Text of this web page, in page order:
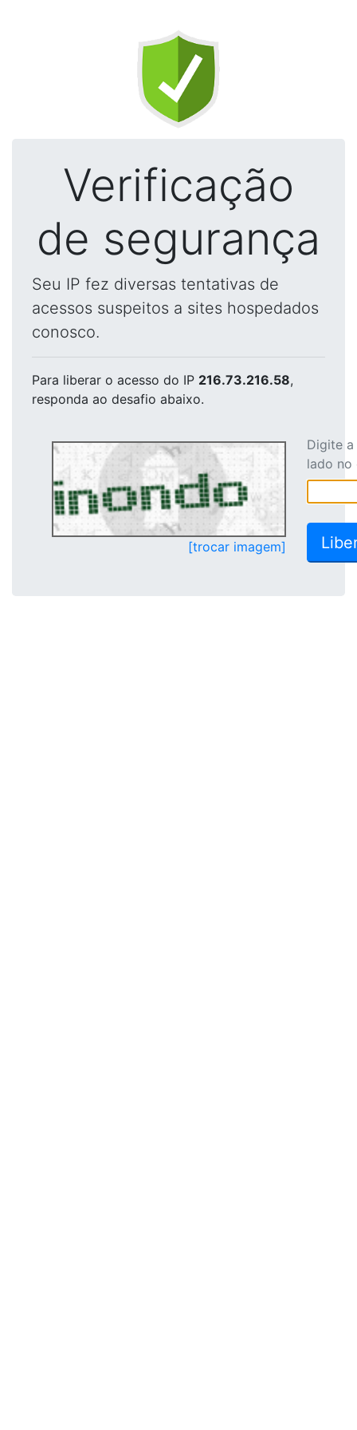
Verificação
de segurança
Seu IP fez diversas tentativas de
acessos suspeitos a sites hospedados
conosco.
Para liberar o acesso do IP 216.73.216.58,
responda ao desafio abaixo.
[trocar imagem]
Digite
lado no